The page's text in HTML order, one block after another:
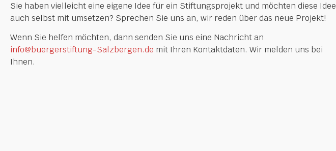
Sie haben vielleicht eine eigene Idee für ein Stiftungsprojekt und möchten diese Idee
auch selbst mit umsetzen? Sprechen Sie uns an, wir reden über das neue Projekt!
Wenn Sie helfen möchten, dann senden Sie uns eine Nachricht an
info@buergerstiftung-Salzbergen.de mit Ihren Kontaktdaten. Wir melden uns bei
Ihnen.